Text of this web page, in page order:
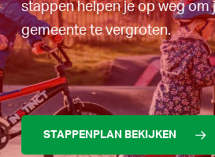
stappen helpen je op weg om
gemeente te vergroten.
STAPPENPLAN BEKIJKEN